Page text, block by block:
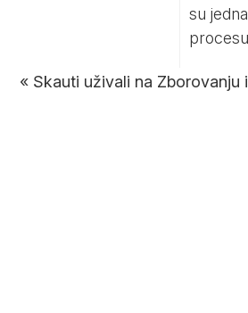
su
« Skauti uživali na Zborovanju